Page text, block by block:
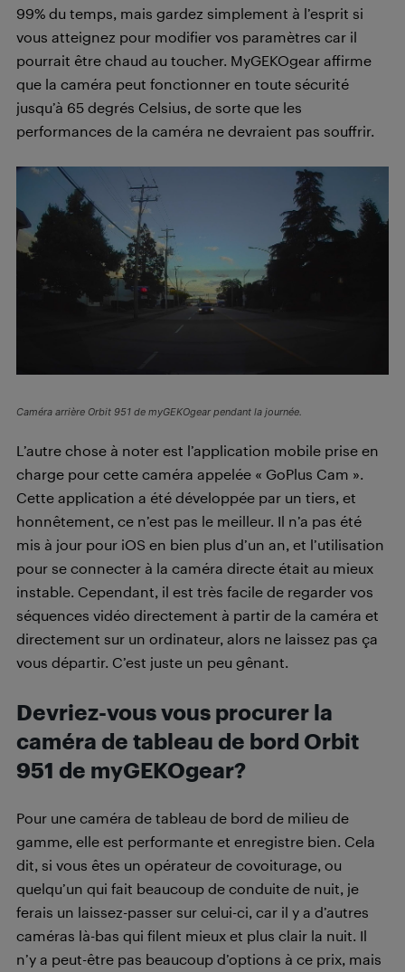
99% du temps, mais gardez simplement à l’esprit si
vous atteignez pour modifier vos paramètres car il
pourrait être chaud au toucher. MyGEKOgear affirme
que la caméra peut fonctionner en toute sécurité
jusqu’à 65 degrés Celsius, de sorte que les
performances de la caméra ne devraient pas souffrir.
Caméra arrière Orbit 951 de myGEKOgear pendant la journée.
L’autre chose à noter est l’application mobile prise en
charge pour cette caméra appelée « GoPlus Cam ».
Cette application a été développée par un tiers, et
honnêtement, ce n’est pas le meilleur. Il n’a pas été
mis à jour pour iOS en bien plus d’un an, et l’utilisation
pour se connecter à la caméra directe était au mieux
instable. Cependant, il est très facile de regarder vos
séquences vidéo directement à partir de la caméra et
directement sur un ordinateur, alors ne laissez pas ça
vous départir. C’est juste un peu gênant.
Devriez-vous vous procurer la
caméra de tableau de bord Orbit
951 de myGEKOgear?
Pour une caméra de tableau de bord de milieu de
gamme, elle est performante et enregistre bien. Cela
dit, si vous êtes un opérateur de covoiturage, ou
quelqu’un qui fait beaucoup de conduite de nuit, je
ferais un laissez-passer sur celui-ci, car il y a d’autres
caméras là-bas qui filent mieux et plus clair la nuit. Il
n’y a peut-être pas beaucoup d’options à ce prix, mais